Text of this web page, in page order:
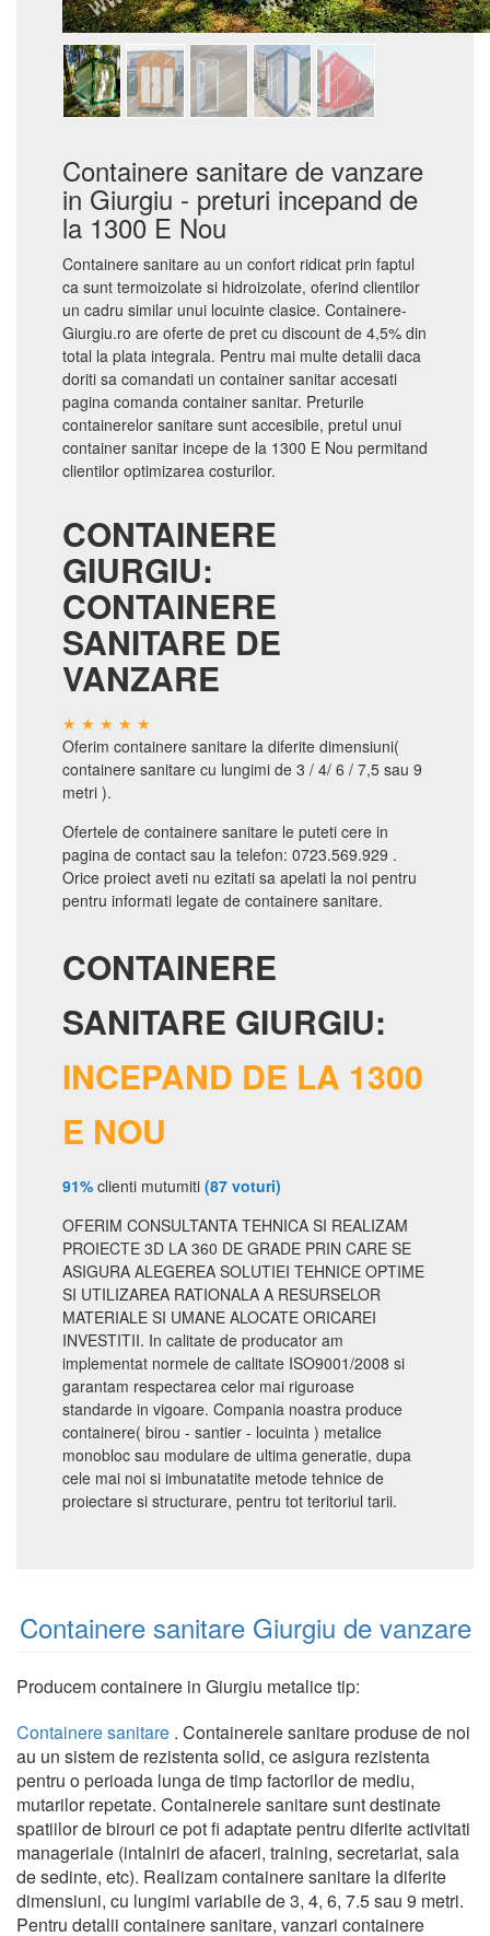
Containere sanitare de vanzare
in Giurgiu - preturi incepand de
la 1300 E Nou
Containere sanitare au un confort ridicat prin faptul
ca sunt termoizolate si hidroizolate, oferind clientilor
un cadru similar unui locuinte clasice. Containere-
Giurgiu.ro are oferte de pret cu discount de 4,5% din
total la plata integrala. Pentru mai multe detalii daca
doriti sa comandati un container sanitar accesati
pagina comanda container sanitar. Preturile
containerelor sanitare sunt accesibile, pretul unui
container sanitar incepe de la 1300 E Nou permitand
clientilor optimizarea costurilor.
CONTAINERE
GIURGIU:
CONTAINERE
SANITARE DE
VANZARE
Oferim containere sanitare la diferite dimensiuni(
containere sanitare cu lungimi de 3 / 4/ 6 / 7,5 sau 9
metri ).
Ofertele de containere sanitare le puteti cere in
pagina de contact sau la telefon: 0723.569.929 .
Orice proiect aveti nu ezitati sa apelati la noi pentru
pentru informati legate de containere sanitare.
CONTAINERE
SANITARE GIURGIU:
INCEPAND DE LA 1300
E NOU
91% clienti mutumiti (87 voturi)
OFERIM CONSULTANTA TEHNICA SI REALIZAM
PROIECTE 3D LA 360 DE GRADE PRIN CARE SE
ASIGURA ALEGEREA SOLUTIEI TEHNICE OPTIME
SI UTILIZAREA RATIONALA A RESURSELOR
MATERIALE SI UMANE ALOCATE ORICAREI
INVESTITII. In calitate de producator am
implementat normele de calitate ISO9001/2008 si
garantam respectarea celor mai riguroase
standarde in vigoare. Compania noastra produce
containere( birou - santier - locuinta ) metalice
monobloc sau modulare de ultima generatie, dupa
cele mai noi si imbunatatite metode tehnice de
proiectare si structurare, pentru tot teritoriul tarii.
Containere sanitare Giurgiu de vanzare
Producem containere in Giurgiu metalice tip:
Containere sanitare . Containerele sanitare produse de noi
au un sistem de rezistenta solid, ce asigura rezistenta
pentru o perioada lunga de timp factorilor de mediu,
mutarilor repetate. Containerele sanitare sunt destinate
spatiilor de birouri ce pot fi adaptate pentru diferite activitati
manageriale (intalniri de afaceri, training, secretariat, sala
de sedinte, etc). Realizam containere sanitare la diferite
dimensiuni, cu lungimi variabile de 3, 4, 6, 7.5 sau 9 metri.
Pentru detalii containere sanitare, vanzari containere